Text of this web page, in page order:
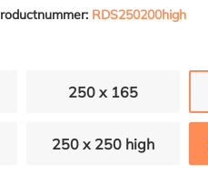
RDS250200high
250 x 165
250 x 250 high